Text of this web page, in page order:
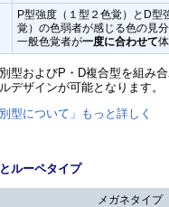
P型強度（１型２色覚）とD型
覚）の色弱者が感じる色の見
一般色覚者が一度に合わせて
型およびP・D複合型を組み
デザインが可能となります。
型について」もっと詳しく
ルーペタイプ
メガネタイプ